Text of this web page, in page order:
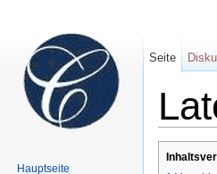
Seite
Hauptseite